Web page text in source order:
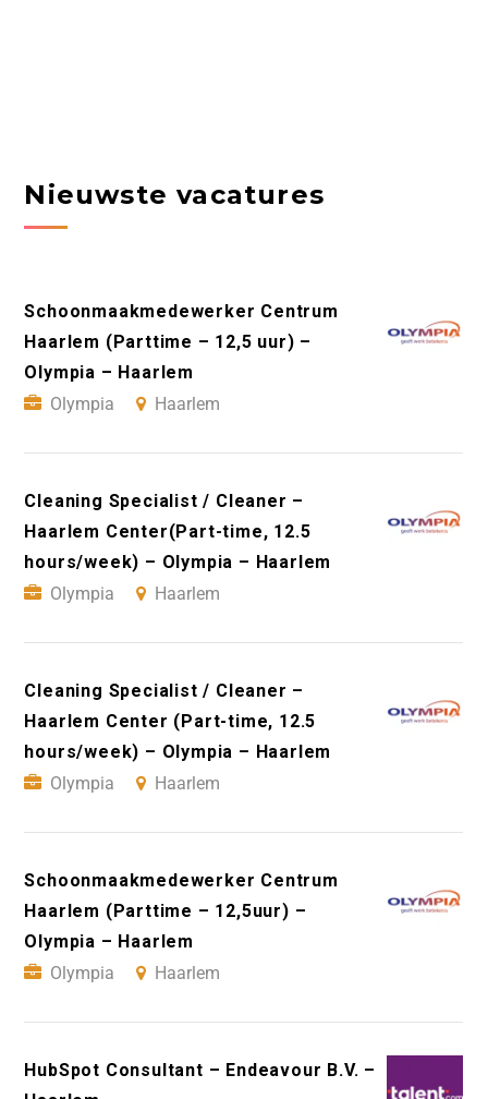
Nieuwste vacatures
Schoonmaakmedewerker Centrum
Haarlem (Parttime – 12,5 uur) –
Olympia – Haarlem
Olympia
Haarlem
Cleaning Specialist / Cleaner –
Haarlem Center(Part-time, 12.5
hours/week) – Olympia – Haarlem
Olympia
Haarlem
Cleaning Specialist / Cleaner –
Haarlem Center (Part-time, 12.5
hours/week) – Olympia – Haarlem
Olympia
Haarlem
Schoonmaakmedewerker Centrum
Haarlem (Parttime – 12,5uur) –
Olympia – Haarlem
Olympia
Haarlem
HubSpot Consultant – Endeavour B.V. –